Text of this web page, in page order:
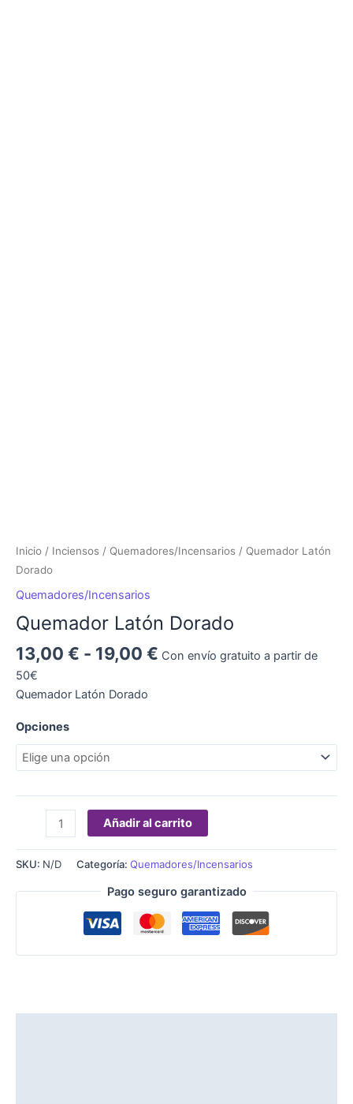
Inicio / Inciensos / Quemadores/Incensarios / Quemador Latón
Dorado
Quemadores/Incensarios
Quemador Latón Dorado
13,00 € - 19,00 € Con envío gratuito a partir de
50€
Quemador Latón Dorado
Opciones
Añadir al carrito
SKU: N/D Categoría: Quemadores/Incensarios
Pago seguro garantizado